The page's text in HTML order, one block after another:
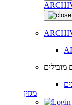
מובילים
מגזין